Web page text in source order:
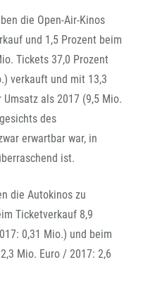
die Open-Air-Kinos
und 1,5 Prozent beim
Tickets 37,0 Prozent
verkauft und mit 13,3
als 2017 (9,5 Mio.
des
erwartbar war, in
ist.
die Autokinos zu
Ticketverkauf 8,9
0,31 Mio.) und beim
Mio. Euro / 2017: 2,6